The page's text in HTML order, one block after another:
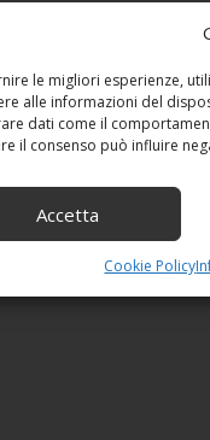
le migliori esperienze,
alle informazioni del
dati come il
il consenso può influire
Accetta
Cookie Policy